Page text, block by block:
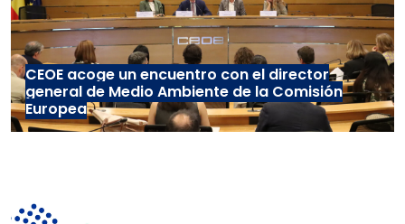
CEOE acoge un encuentro con el director
general de Medio Ambiente de la Comisión
Europea